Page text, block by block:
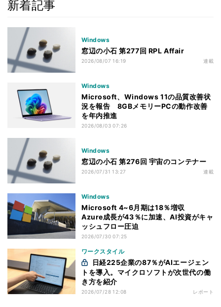
新着記事
Windows
窓辺の小石 第277回 RPL Affair
2026/08/07 16:19 連載
Windows
Microsoft、Windows 11の品質改善状
況を報告 8GBメモリーPCの動作改善
を年内推進
2026/08/03 07:26
Windows
窓辺の小石 第276回 宇宙のコンテナー
2026/07/31 13:27 連載
Windows
Microsoft 4~6月期は18％増収
Azure成長が43％に加速、AI投資がキャ
ッシュフロー圧迫
2026/07/30 07:25
ワークスタイル
トを導入。マイクロソフトが次世代の働
き方を紹介
2026/07/28 12:08 レポート